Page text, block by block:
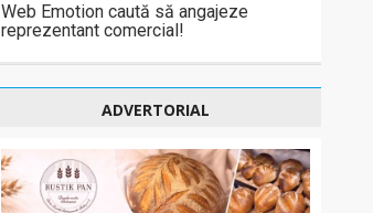
Web Emotion caută să angajeze
reprezentant comercial!
ADVERTORIAL